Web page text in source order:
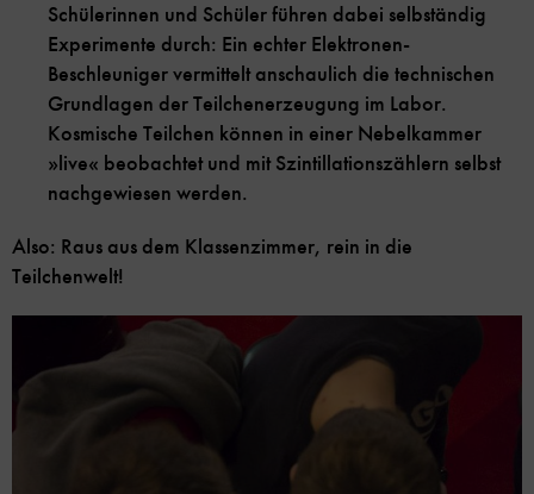
Schülerinnen und Schüler führen dabei selbständig
Experimente durch: Ein echter Elektronen-
Beschleuniger vermittelt anschaulich die technischen
Grundlagen der Teilchenerzeugung im Labor.
Kosmische Teilchen können in einer Nebelkammer
»live« beobachtet und mit Szintillationszählern selbst
nachgewiesen werden.
Also: Raus aus dem Klassenzimmer, rein in die
Teilchenwelt!